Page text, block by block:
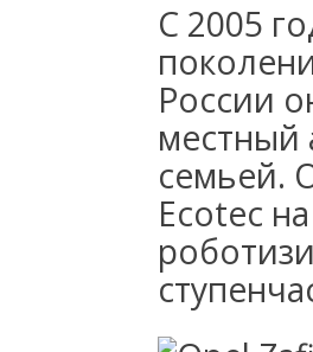
С 2005
России
местный
семьей.
Ecotec